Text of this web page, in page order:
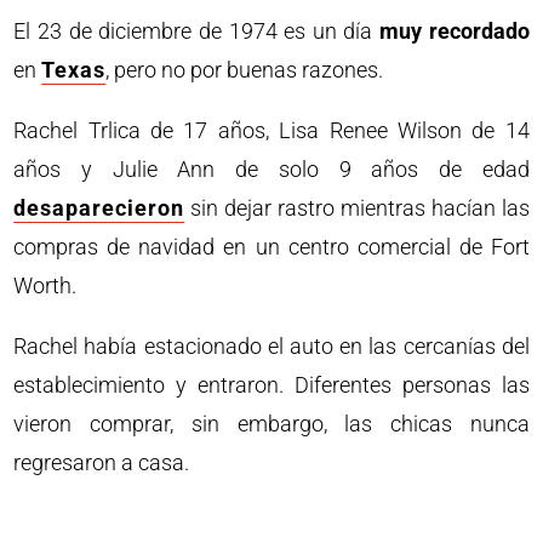
El 23 de diciembre de 1974 es un día muy recordado
enTexas, pero no por buenas razones.
Rachel Trlica de 17 años, Lisa Renee Wilson de 14
años y Julie Ann de solo 9 años de edad
desaparecieron sin dejar rastro mientras hacían las
compras de navidad en un centro comercial de Fort
Worth.
Rachel había estacionado el auto en las cercanías del
establecimiento y entraron. Diferentes personas las
vieron comprar, sin embargo, las chicas nunca
regresaron a casa.